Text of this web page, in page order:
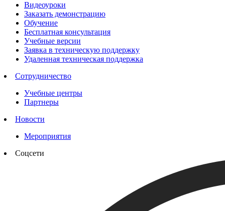
Видеоуроки
Заказать демонстрацию
Обучение
Бесплатная консультация
Учебные версии
Заявка в техническую поддержку
Удаленная техническая поддержка
Сотрудничество
Учебные центры
Партнеры
Новости
Мероприятия
Соцсети